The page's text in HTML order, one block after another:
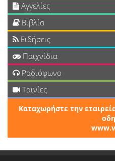
Αγγελίες
Βιβλία
Ειδήσεις
Παιχνίδια
Ραδιόφωνο
Ταινίες
Καταχωρήστε την